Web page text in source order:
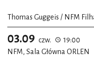
skrzypka, obaj artyści
kameralnych.
Tajemniczy skrzypek to
Thomas Guggeis / NFM
03.09 czw.
19:00
NFM, Sala Główna ORLEN